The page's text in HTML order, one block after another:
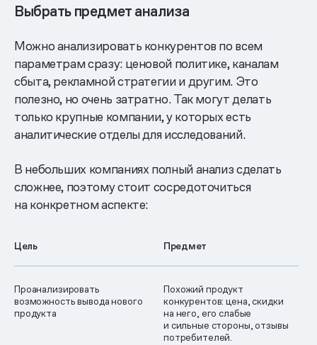
Выбрать предмет анализа
Можно анализировать конкурентов по всем
параметрам сразу: ценовой политике, каналам
сбыта, рекламной стратегии и другим. Это
полезно, но очень затратно. Так могут делать
только крупные компании, у которых есть
аналитические отделы для исследований.
В небольших компаниях полный анализ сделать
сложнее, поэтому стоит сосредоточиться
на конкретном аспекте:
Цель Предмет
Проанализировать
возможность вывода нового
продукта
Похожий продукт
конкурентов: цена, скидки
на него, его слабые
и сильные стороны, отзывы
потребителей.